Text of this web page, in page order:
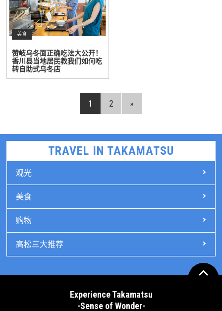
美食
赞岐乌冬面正确吃法大公开！
香川县当地居民教我们如何吃
转自助式乌冬店
1 2 »
TRAVEL IN TAKAMATSU
观光
美食
购物
高松三大推荐
Experience Takamatsu
-Sense of Wonder-